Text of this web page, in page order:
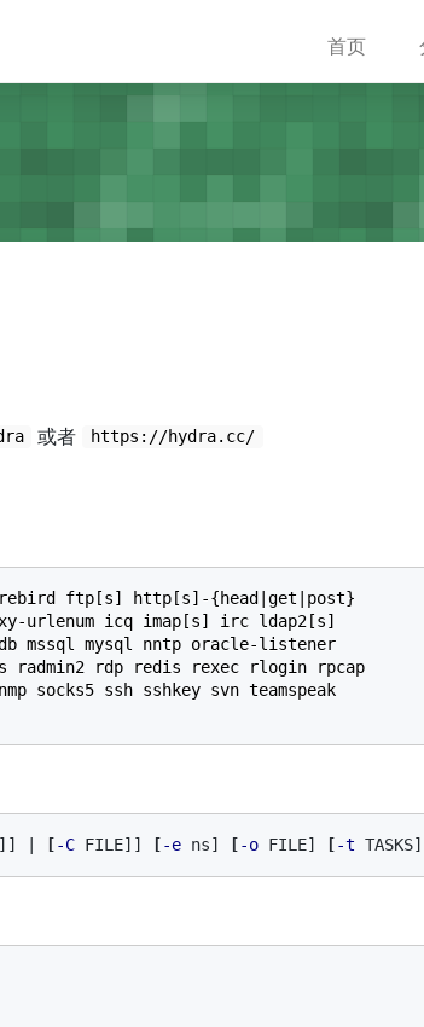
首页
或者 https://hydra.cc/
ftp[s] http[s]-{head|get|post}
urlenum icq imap[s] irc ldap2[s]
mssql mysql nntp oracle-listener
radmin2 rdp redis rexec rlogin rpcap
socks5 ssh sshkey svn teamspeak
| [-C FILE]] [-e ns] [-o FILE] [-t TASKS]